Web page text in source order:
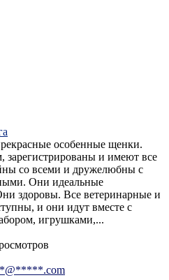
особенные щенки.
и имеют все
со всеми и дружелюбны с
Они идеальные
здоровы. Все ветеринарные и
и они идут вместе с
игрушками,...